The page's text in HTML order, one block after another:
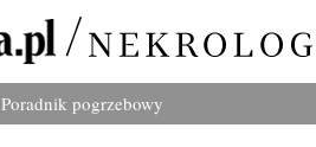
Poradnik pogrzebowy